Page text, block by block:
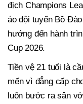
địch Champions
áo đội tuyển Bồ
hướng đến hành
Cup 2026.
Tiền vệ 21 tuổi là
mến vì đẳng cấp
luôn bước ra sân